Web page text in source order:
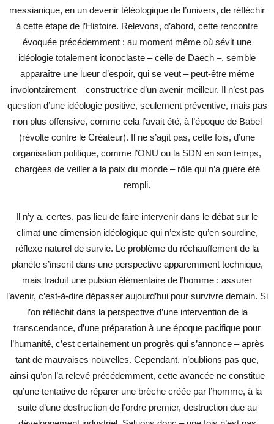
messianique, en un devenir téléologique de l’univers, de réfléchir
à cette étape de l’Histoire. Relevons, d’abord, cette rencontre
évoquée précédemment : au moment même où sévit une
idéologie totalement iconoclaste – celle de Daech –, semble
apparaître une lueur d’espoir, qui se veut – peut-être même
involontairement – constructrice d’un avenir meilleur. Il n’est pas
question d’une idéologie positive, seulement préventive, mais pas
non plus offensive, comme cela l’avait été, à l’époque de Babel
(révolte contre le Créateur). Il ne s’agit pas, cette fois, d’une
organisation politique, comme l’ONU ou la SDN en son temps,
chargées de veiller à la paix du monde – rôle qui n’a guère été
rempli.
Il n’y a, certes, pas lieu de faire intervenir dans le débat sur le
climat une dimension idéologique qui n’existe qu’en sourdine,
réflexe naturel de survie. Le problème du réchauffement de la
planète s’inscrit dans une perspective apparemment technique,
mais traduit une pulsion élémentaire de l’homme : assurer
l’avenir, c’est-à-dire dépasser aujourd’hui pour survivre demain. Si
l’on réfléchit dans la perspective d’une intervention de la
transcendance, d’une préparation à une époque pacifique pour
l’humanité, c’est certainement un progrès qui s’annonce – après
tant de mauvaises nouvelles. Cependant, n’oublions pas que,
ainsi qu’on l’a relevé précédemment, cette avancée ne constitue
qu’une tentative de réparer une brèche créée par l’homme, à la
suite d’une destruction de l’ordre premier, destruction due au